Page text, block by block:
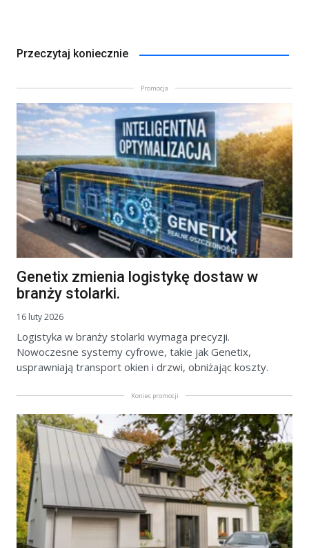
Przeczytaj koniecznie
Promocja
Genetix zmienia logistykę dostaw w
branży stolarki.
16 luty 2026
Logistyka w branży stolarki wymaga precyzji.
Nowoczesne systemy cyfrowe, takie jak Genetix,
usprawniają transport okien i drzwi, obniżając koszty.
Koniec promocji